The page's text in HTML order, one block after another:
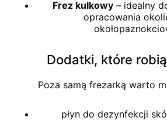
Frez kulkowy– idealny
opracowania
Dodatki, które
Poza samą frezarką warto
płyn do dezynfekcji